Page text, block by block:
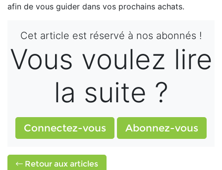
afin de vous guider dans vos prochains achats.
Cet article est réservé à nos abonnés !
Vous voulez lire
la suite ?
Connectez-vous Abonnez-vous
Retour aux articles